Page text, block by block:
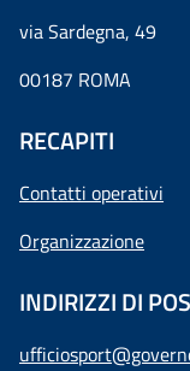
via Sardegna, 49
00187 ROMA
RECAPITI
Contatti operativi
Organizzazione
INDIRIZZI DI